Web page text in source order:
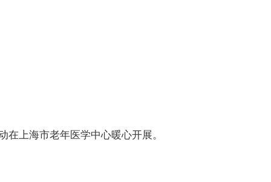
在上海市老年医学中心暖心开展。